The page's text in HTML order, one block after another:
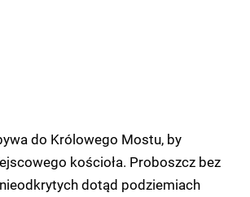
do Królowego Mostu, by
kościoła. Proboszcz bez
dotąd podziemiach